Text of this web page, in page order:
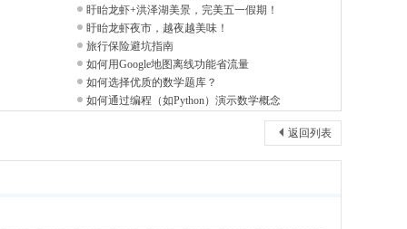
盱眙龙虾+洪泽湖美景，完美五一假期！
盱眙龙虾夜市，越夜越美味！
旅行保险避坑指南
如何用Google地图离线功能省流量
如何选择优质的数学题库？
如何通过编程（如Python）演示数学概念
返回列表